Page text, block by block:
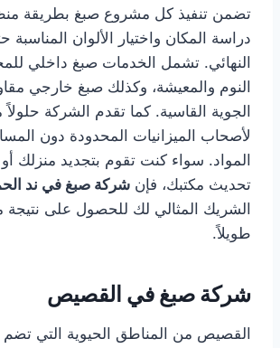
تضمن تنفيذ كل مشروع صبغ بطريقة
دراسة المكان واختيار الألوان المناسبة
النهائي. تشمل الخدمات صبغ داخلي
النوم والمعيشة، وكذلك صبغ خارجي
الجوية القاسية. كما تقدم الشركة
لأصحاب الميزانيات المحدودة دون
المواد. سواء كنت تقوم بتجديد منزلك
تحديث مكتبك، فإن شركة صبغ في ند
الشريك المثالي لك للحصول على نتيجة
طويلاً.
شركة صبغ في القصيص
القصيص من المناطق الحيوية التي تضم